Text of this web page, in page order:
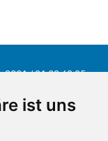
ist uns
0391 / 81 90 68 05
info@studio201.de